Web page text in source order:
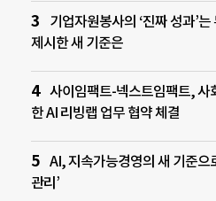
기업자원봉사의 ‘진짜 성과’
제시한 새 기준은
사이임팩트-넥스트임팩트, 사
한 AI 리빙랩 업무 협약 체결
AI, 지속가능경영의 새 기준으
관리’